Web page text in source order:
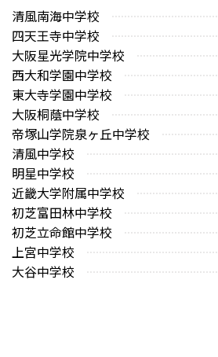
清風南海中学校
四天王寺中学校
大阪星光学院中学校
西大和学園中学校
東大寺学園中学校
大阪桐蔭中学校
帝塚山学院泉ヶ丘中学校
清風中学校
明星中学校
近畿大学附属中学校
初芝富田林中学校
初芝立命館中学校
上宮中学校
大谷中学校